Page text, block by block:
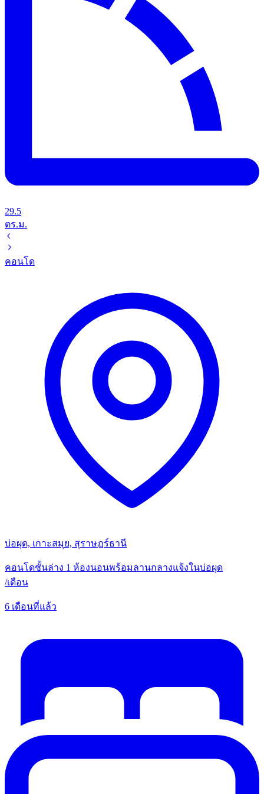
29.5
ตร.ม.
คอนโด
บ่อผุด, เกาะสมุย, สุราษฎร์ธานี
คอนโดชั้นล่าง 1 ห้องนอนพร้อมลานกลางแจ้งในบ่อผุด
/เดือน
6 เดือนที่แล้ว